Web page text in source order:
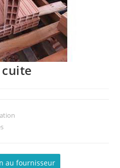
au fournisseur